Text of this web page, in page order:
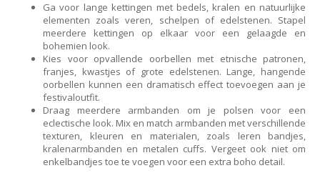
Ga voor lange kettingen met bedels, kralen en natuurlijke
elementen zoals veren, schelpen of edelstenen. Stapel
meerdere kettingen op elkaar voor een gelaagde en
bohemien look.
Kies voor opvallende oorbellen met etnische patronen,
franjes, kwastjes of grote edelstenen. Lange, hangende
oorbellen kunnen een dramatisch effect toevoegen aan je
festivaloutfit.
Draag meerdere armbanden om je polsen voor een
eclectische look. Mix en match armbanden met verschillende
texturen, kleuren en materialen, zoals leren bandjes,
kralenarmbanden en metalen cuffs. Vergeet ook niet om
enkelbandjes toe te voegen voor een extra boho detail.